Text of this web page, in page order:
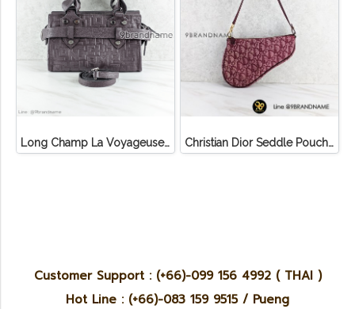
Long Champ La Voyageuse Bag Leather Christian Dior Seddle Pouch Accessory Hand Bag
Customer Support : (+66)-099 156 4992 ( THAI )
Hot Line : (+66)-083 159 9515 / Pueng